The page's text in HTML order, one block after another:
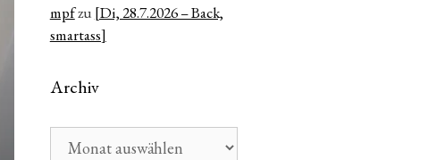
mpfzu [Di, 28.7.2026 – Back,
smartass]
Archiv